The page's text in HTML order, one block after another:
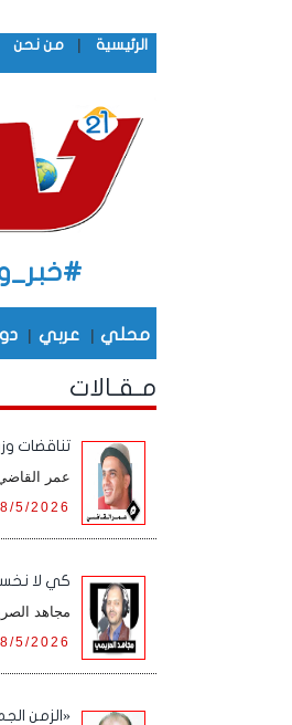
الرئيسية | من نحن
محلي | عربي |
مـقـالات
تناقضات
عمر
8/5/2026
كي لا
مجاهد
8/5/2026
«الزمن